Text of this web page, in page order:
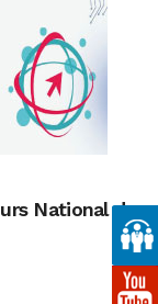
National de